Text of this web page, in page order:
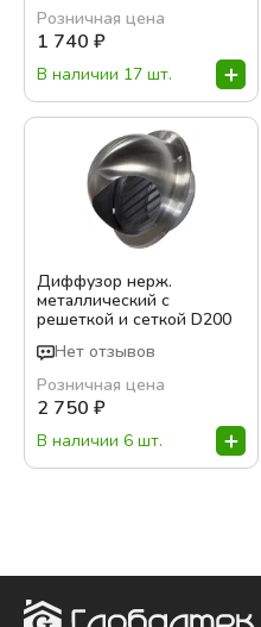
Розничная цена
1 740 ₽
В наличии 17 шт.
Диффузор нерж.
металлический с
решеткой и сеткой D200
Нет отзывов
Розничная цена
2 750 ₽
В наличии 6 шт.